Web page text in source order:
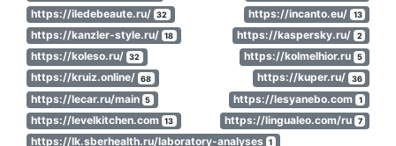
https://iledebeaute.ru/ 32 https://incanto.eu/ 13
https://kanzler-style.ru/ 18 https://kaspersky.ru/ 2
https://koleso.ru/ 32 https://kolmelhior.ru 5
https://kruiz.online/ 68 https://kuper.ru/ 36
https://lecar.ru/main 5 https://lesyanebo.com 1
https://levelkitchen.com 13 https://lingualeo.com/ru 7
https://lk.sberhealth.ru/laboratory-analyses 1